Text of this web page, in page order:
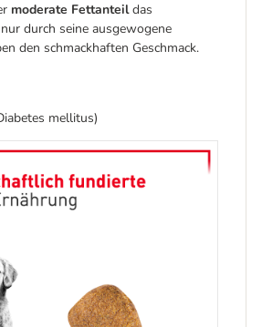
moderate Fettanteildas
durch seine ausgewogene
den schmackhaften Geschmack.
mellitus)